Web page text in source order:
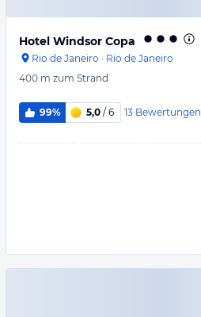
Hotel Windsor Copa
Rio de Janeiro · Rio de Janeiro
400 m zum Strand
99% 5,0 / 6 13 Bewertungen